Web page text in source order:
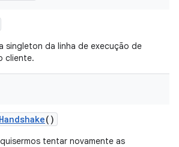
singleton da linha de execução de
cliente.
Handshake()
tentar novamente as